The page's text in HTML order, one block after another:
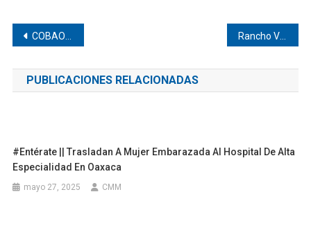
Navegación
de
entradas
COBAO impulsa lectura en Huaxpaltepec Rancho Viejo avala acueducto de presa
PUBLICACIONES RELACIONADAS
#Entérate || Trasladan A Mujer Embarazada Al Hospital De Alta
Especialidad En Oaxaca
mayo 27, 2025 CMM